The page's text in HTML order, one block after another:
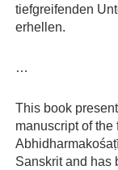
tiefgreifenden
erhellen.
…
This book
manuscript of the
Sanskrit and has